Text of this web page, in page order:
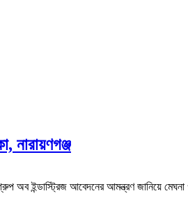
নারায়ণগঞ্জ
গ্রুপ অব ইন্ডাস্ট্রিজ আবেদনের আমন্ত্রণ জানিয়ে